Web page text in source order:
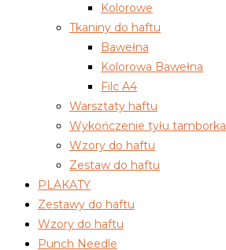
Kolorowe
Tkaniny do haftu
Bawełna
Kolorowa Bawełna
Filc A4
Warsztaty haftu
Wykończenie tyłu tamborka
Wzory do haftu
Zestaw do haftu
PLAKATY
Zestawy do haftu
Wzory do haftu
Punch Needle